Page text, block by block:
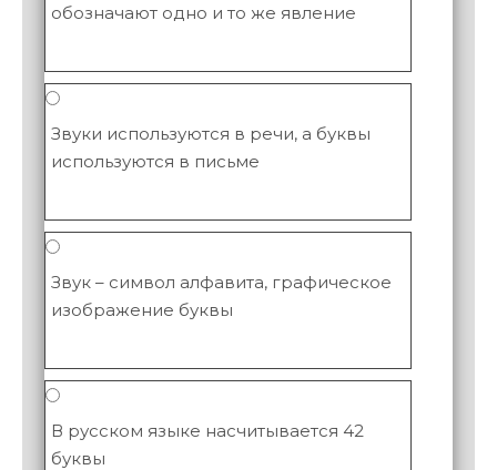
обозначают одно и то же явление
Звуки используются в речи, а буквы
используются в письме
Звук – символ алфавита, графическое
изображение буквы
В русском языке насчитывается 42
буквы